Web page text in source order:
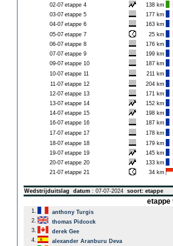
02-07 etappe 4
138 km
03-07 etappe 5
177 km
04-07 etappe 6
163 km
05-07 etappe 7
25 km
06-07 etappe 8
176 km
07-07 etappe 9
199 km
09-07 etappe 10
187 km
10-07 etappe 11
211 km
11-07 etappe 12
204 km
12-07 etappe 13
171 km
13-07 etappe 14
152 km
14-07 etappe 15
198 km
16-07 etappe 16
187 km
17-07 etappe 17
178 km
18-07 etappe 18
179 km
19-07 etappe 19
145 km
20-07 etappe 20
133 km
21-07 etappe 21 34 km
Wedstrijduitslag datum : 07-07-2024 soort: etappe
etappe
1.
anthony Turgis
2.
thomas Pidcock
3.
derek Gee
4.
alexander Aranburu Deva